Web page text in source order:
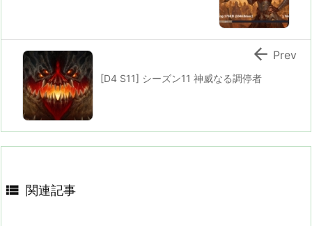
[D4 S11] シーズン11 神威なる調停者
 Prev
 関連記事